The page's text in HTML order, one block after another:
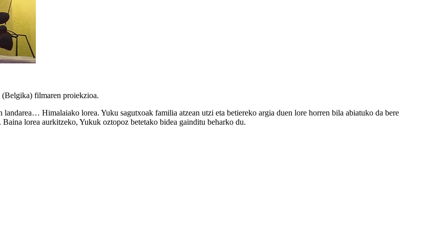
(Belgika) filmaren proiekzioa.
Himalaiako lorea. Yuku sagutxoak familia atzean utzi eta betiereko argia duen lore horren bila abiatuko da bere
lorea aurkitzeko, Yukuk oztopoz betetako bidea gainditu beharko du.